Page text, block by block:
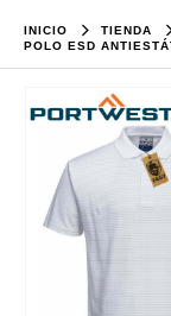
INICIO TIENDA
POLO ESD